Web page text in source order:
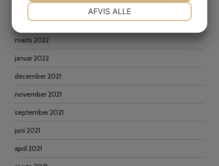
juni 2022
maj 2022
marts 2022
januar 2022
december 2021
november 2021
september 2021
juni 2021
april 2021
AFVIS ALLE